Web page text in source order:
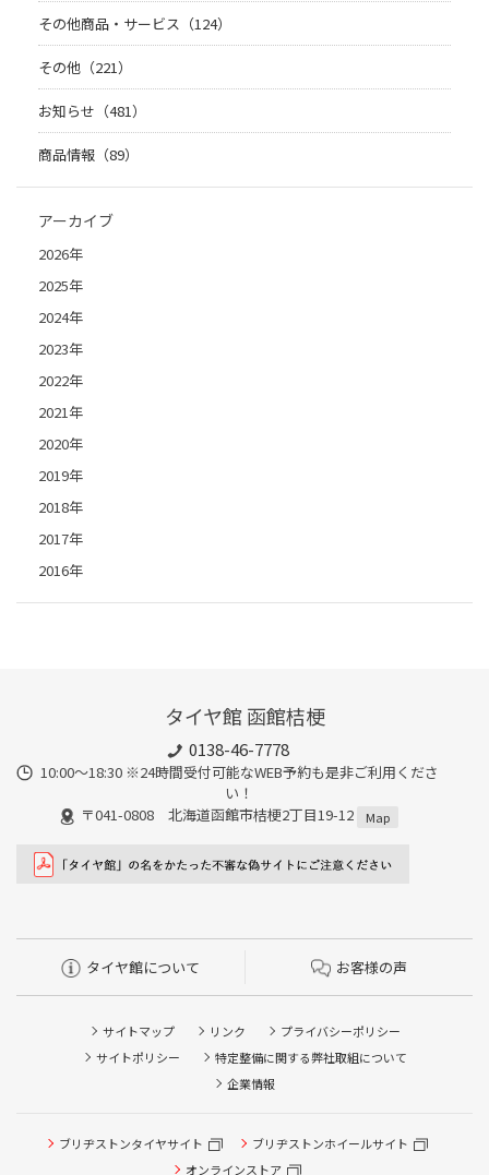
その他商品・サービス（124）
その他（221）
お知らせ（481）
商品情報（89）
アーカイブ
2026年
2025年
2024年
2023年
2022年
2021年
2020年
2019年
2018年
2017年
2016年
タイヤ館 函館桔梗
0138-46-7778
10:00～18:30 ※24時間受付可能なWEB予約も是非ご利用くださ
い！
〒041-0808 北海道函館市桔梗2丁目19-12
Map
タイヤ館について お客様の声
サイトマップ リンク
プライバシーポリシー
サイトポリシー
特定整備に関する弊社取組について
企業情報
ブリヂストンタイヤサイト
ブリヂストンホイールサイト
オンラインストア
タイヤ点検・安全点検/タイヤ履き替え/オイル交換/その他
ピット作業の予約